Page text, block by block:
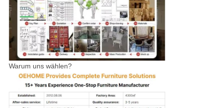
Warum uns wählen?